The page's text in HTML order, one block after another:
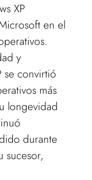
XP
en el
y
se convirtió
más
longevidad
durante
sucesor,